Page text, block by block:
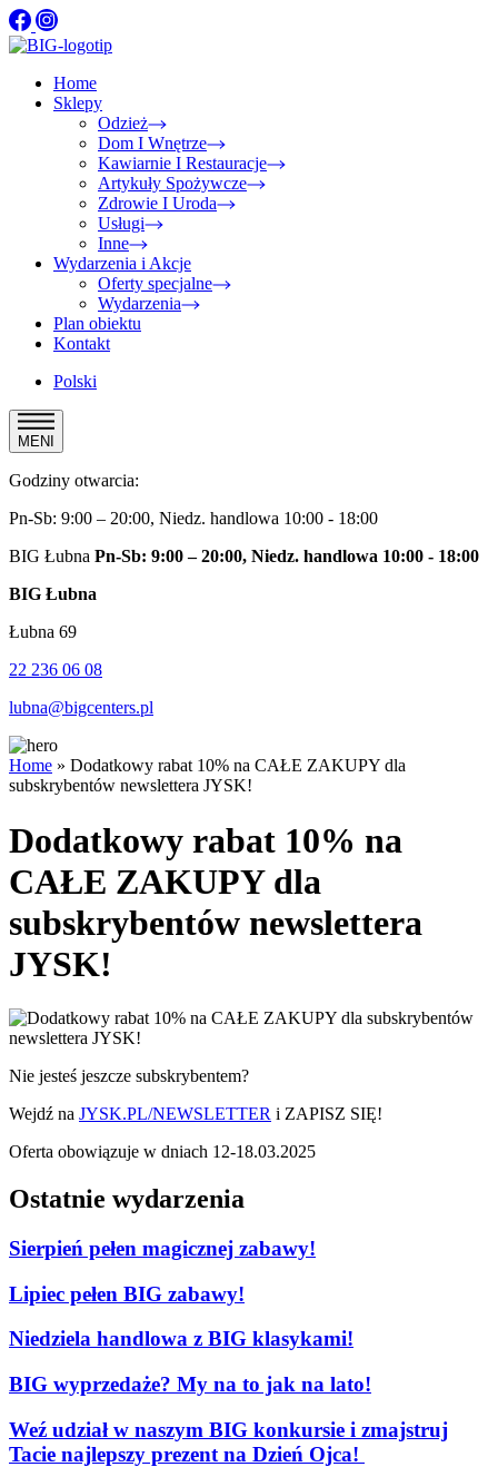
Home
Sklepy
Odzież
Dom I Wnętrze
Kawiarnie I Restauracje
Artykuły Spożywcze
Zdrowie I Uroda
Usługi
Inne
Wydarzenia i Akcje
Oferty specjalne
Wydarzenia
Plan obiektu
Kontakt
Polski
MENI
Godziny otwarcia:
Pn-Sb: 9:00 – 20:00, Niedz. handlowa 10:00 - 18:00
BIG Łubna Pn-Sb: 9:00 – 20:00, Niedz. handlowa 10:00 - 18:00
BIG Łubna
Łubna 69
22 236 06 08
lubna@bigcenters.pl
Home » Dodatkowy rabat 10% na CAŁE ZAKUPY dla
subskrybentów newslettera JYSK!
Dodatkowy rabat 10% na
CAŁE ZAKUPY dla
subskrybentów newslettera
JYSK!
Nie jesteś jeszcze subskrybentem?
Wejdź na JYSK.PL/NEWSLETTER i ZAPISZ SIĘ!
Oferta obowiązuje w dniach 12-18.03.2025
Ostatnie wydarzenia
Sierpień pełen magicznej zabawy!
Lipiec pełen BIG zabawy!
Niedziela handlowa z BIG klasykami!
BIG wyprzedaże? My na to jak na lato!
Weź udział w naszym BIG konkursie i zmajstruj
Tacie najlepszy prezent na Dzień Ojca!